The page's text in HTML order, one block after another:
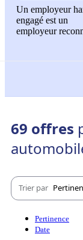
Un employeur
engagé est un
employeur
69 offres
Trier par
Pertinence
Date